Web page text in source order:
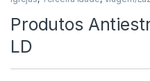
Produtos
LD